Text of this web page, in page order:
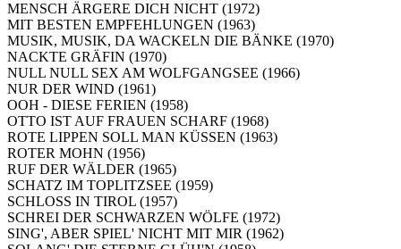
MENSCH ÄRGERE DICH NICHT (1972)
MIT BESTEN EMPFEHLUNGEN (1963)
MUSIK, MUSIK, DA WACKELN DIE BÄNKE (1970)
NACKTE GRÄFIN (1970)
NULL NULL SEX AM WOLFGANGSEE (1966)
NUR DER WIND (1961)
OOH - DIESE FERIEN (1958)
OTTO IST AUF FRAUEN SCHARF (1968)
ROTE LIPPEN SOLL MAN KÜSSEN (1963)
ROTER MOHN (1956)
RUF DER WÄLDER (1965)
SCHATZ IM TOPLITZSEE (1959)
SCHLOSS IN TIROL (1957)
SCHREI DER SCHWARZEN WÖLFE (1972)
SING', ABER SPIEL' NICHT MIT MIR (1962)